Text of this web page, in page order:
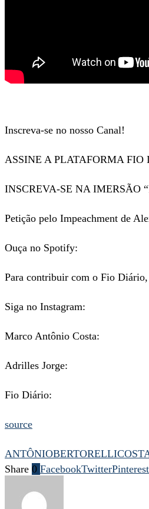
Inscreva-se no nosso Canal!
ASSINE A PLATAFORMA
INSCREVA-SE NA IMERSÃO
Petição pelo Impeachment de
Ouça no Spotify:
Para contribuir com o Fio
Siga no Instagram:
Marco Antônio Costa:
Adrilles Jorge:
Fio Diário:
source
ANTÔNIOBERTORELLI
Share 0 FacebookTwitterPinterest